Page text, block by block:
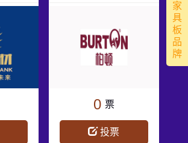
家
具
板
品
牌
0 票
投票